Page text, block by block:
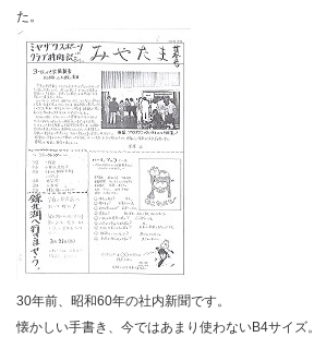
た。
30年前、昭和60年の社内新聞です。
懐かしい手書き、今ではあまり使わないB4サイズ。